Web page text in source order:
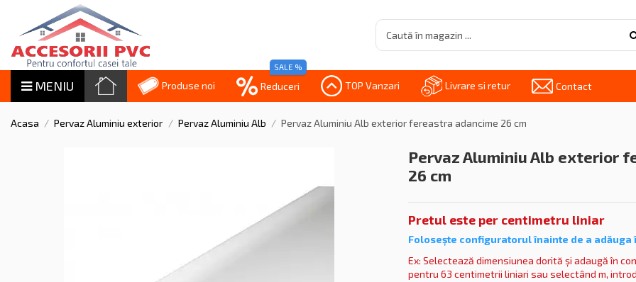
MENIU Produse noi Reduceri
SALE %
TOP Vanzari Livrare si retur Contact
Acasa Pervaz Aluminiu exterior Pervaz Aluminiu Alb Pervaz Aluminiu Alb exterior fereastra adancime 26 cm
Pervaz Aluminiu Alb exterior
26 cm
Pretul este per centimetru liniar
Folosește configuratorul înainte de a adăuga
Ex: Selectează dimensiunea dorită și adaugă în
pentru 63 centimetrii liniari sau selectând m,